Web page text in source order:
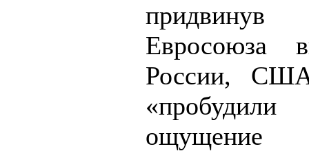
Евросоюза
России,
ощущение